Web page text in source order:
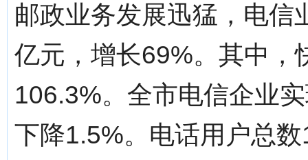
邮政业务发展迅猛，电信
亿元，增长69%。其中，
106.3%。全市电信企业
下降1.5%。电话用户总